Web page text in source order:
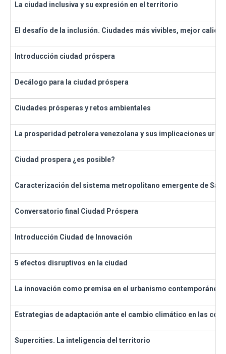
La ciudad inclusiva y su expresión en el territorio
El desafío de la inclusión. Ciudades más vivibles, mejor
Introducción ciudad próspera
Decálogo para la ciudad próspera
Ciudades prósperas y retos ambientales
La prosperidad petrolera venezolana y sus implicaciones
Ciudad prospera ¿es posible?
Caracterización del sistema metropolitano emergente de
Conversatorio final Ciudad Próspera
Introducción Ciudad de Innovación
5 efectos disruptivos en la ciudad
La innovación como premisa en el urbanismo contemporáneo
Estrategias de adaptación ante el cambio climático en las
Supercities. La inteligencia del territorio